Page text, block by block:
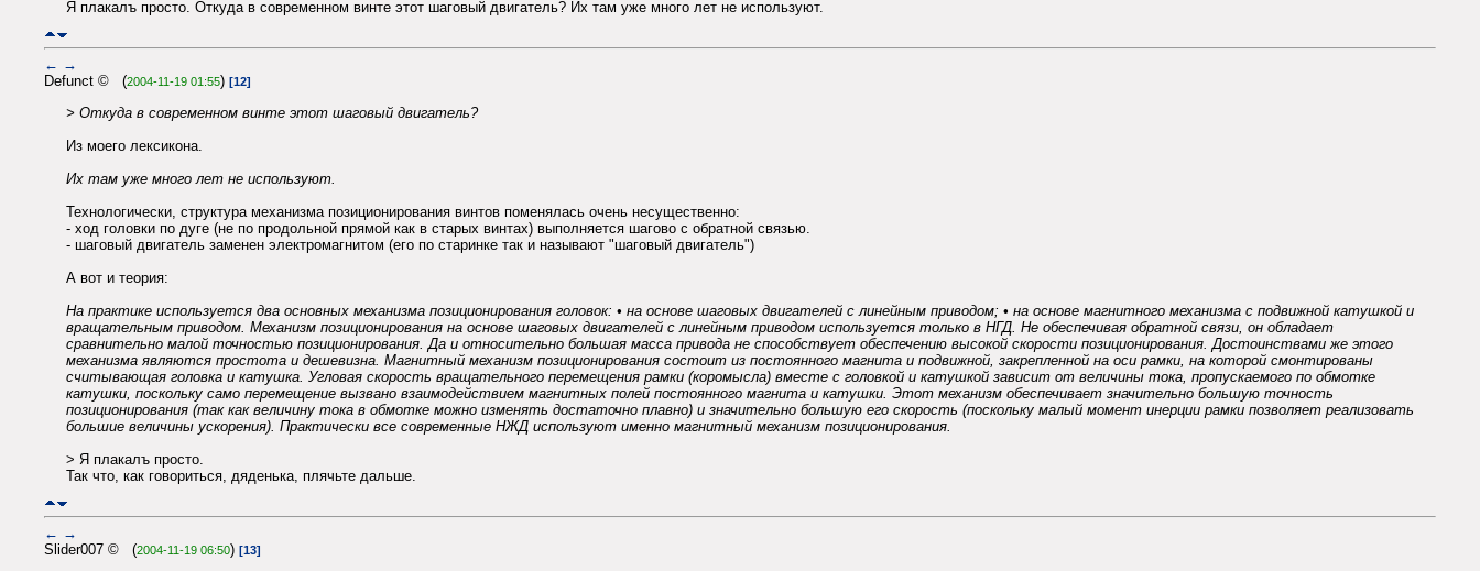
Я плакалъ просто. Откуда в современном винте этот шаговый двигатель? Их там уже много лет не используют.
← →
Defunct © (2004-11-19 01:55) [12]
> Откуда в современном винте этот шаговый двигатель?
Из моего лексикона.
Их там уже много лет не используют.
Технологически, структура механизма позиционирования винтов поменялась очень несущественно:
- ход головки по дуге (не по продольной прямой как в старых винтах) выполняется шагово с обратной связью.
- шаговый двигатель заменен электромагнитом (его по старинке так и называют "шаговый двигатель")
А вот и теория:
На практике используется два основных механизма позиционирования головок: • на основе шаговых двигателей с линейным приводом; • на основе магнитного механизма с подвижной катушкой и
вращательным приводом. Механизм позиционирования на основе шаговых двигателей с линейным приводом используется только в НГД. Не обеспечивая обратной связи, он обладает
сравнительно малой точностью позиционирования. Да и относительно большая масса привода не способствует обеспечению высокой скорости позиционирования. Достоинствами же этого
механизма являются простота и дешевизна. Магнитный механизм позиционирования состоит из постоянного магнита и подвижной, закрепленной на оси рамки, на которой смонтированы
считывающая головка и катушка. Угловая скорость вращательного перемещения рамки (коромысла) вместе с головкой и катушкой зависит от величины тока, пропускаемого по обмотке
катушки, поскольку само перемещение вызвано взаимодействием магнитных полей постоянного магнита и катушки. Этот механизм обеспечивает значительно большую точность
позиционирования (так как величину тока в обмотке можно изменять достаточно плавно) и значительно большую его скорость (поскольку малый момент инерции рамки позволяет реализовать
большие величины ускорения). Практически все современные НЖД используют именно магнитный механизм позиционирования.
> Я плакалъ просто.
Так что, как говориться, дяденька, плячьте дальше.
← →
Slider007 © (2004-11-19 06:50) [13]